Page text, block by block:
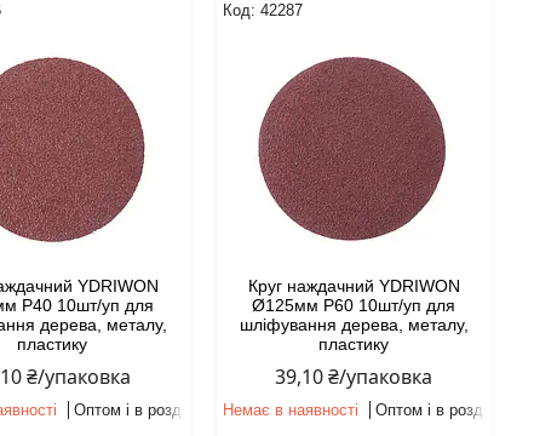
YDRIWON
P40 10шт/уп для
дерева, металу,
пластику
₴/упаковка
Оптом і в роздріб
42287
Круг наждачний YDRIWON
Ø125мм P60 10шт/уп для
шліфування дерева, металу,
пластику
39,10 ₴/упаковка
Немає в наявності Оптом і в роздріб